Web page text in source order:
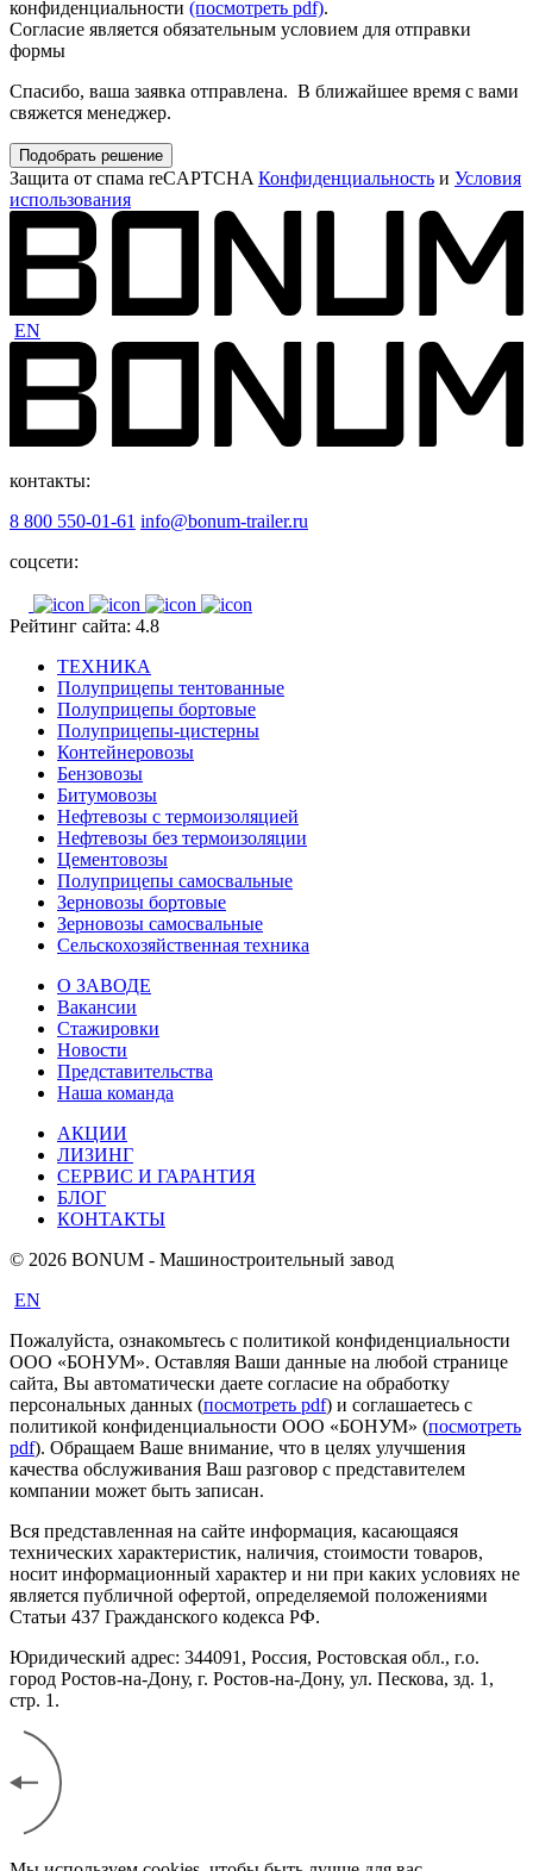
конфиденциальности (посмотреть pdf).
Согласие является обязательным условием для отправки
формы
Спасибо, ваша заявка отправлена. В ближайшее время с вами
свяжется менеджер.
Подобрать решение
Защита от спама reCAPTCHA Конфиденциальность и Условия
использования
EN
контакты:
8 800 550-01-61 info@bonum-trailer.ru
соцсети:
Рейтинг сайта: 4.8
ТЕХНИКА
Полуприцепы тентованные
Полуприцепы бортовые
Полуприцепы-цистерны
Контейнеровозы
Бензовозы
Битумовозы
Нефтевозы с термоизоляцией
Нефтевозы без термоизоляции
Цементовозы
Полуприцепы самосвальные
Зерновозы бортовые
Зерновозы самосвальные
Сельскохозяйственная техника
О ЗАВОДЕ
Вакансии
Стажировки
Новости
Представительства
Наша команда
АКЦИИ
ЛИЗИНГ
СЕРВИС И ГАРАНТИЯ
БЛОГ
КОНТАКТЫ
© 2026 BONUM - Машиностроительный завод
EN
Пожалуйста, ознакомьтесь с политикой конфиденциальности
ООО «БОНУМ». Оставляя Ваши данные на любой странице
сайта, Вы автоматически даете согласие на обработку
персональных данных (посмотреть pdf) и соглашаетесь с
политикой конфиденциальности ООО «БОНУМ» (посмотреть
pdf). Обращаем Ваше внимание, что в целях улучшения
качества обслуживания Ваш разговор с представителем
компании может быть записан.
Вся представленная на сайте информация, касающаяся
технических характеристик, наличия, стоимости товаров,
носит информационный характер и ни при каких условиях не
является публичной офертой, определяемой положениями
Статьи 437 Гражданского кодекса РФ.
Юридический адрес: 344091, Россия, Ростовская обл., г.о.
город Ростов-на-Дону, г. Ростов-на-Дону, ул. Пескова, зд. 1,
стр. 1.